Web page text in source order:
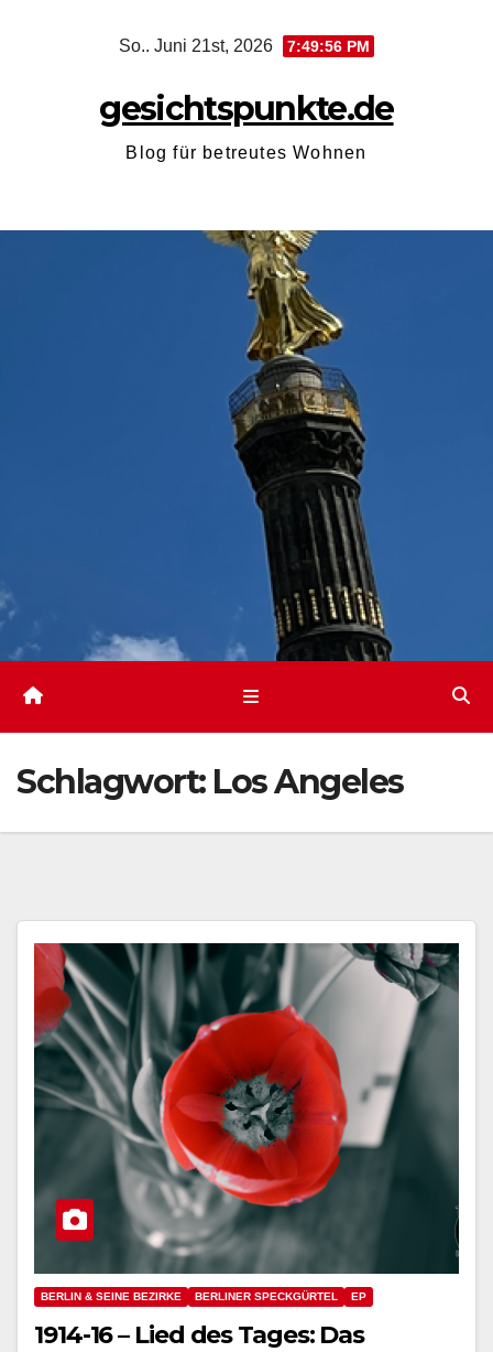
So.. Juni 21st, 2026 7:49:57 PM
gesichtspunkte.de
Blog für betreutes Wohnen
Schlagwort: Los Angeles
BERLIN & SEINE BEZIRKE BERLINER SPECKGÜRTEL EP
1914-16 – Lied des Tages: Das